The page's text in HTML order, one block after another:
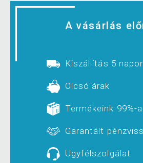
A vásárlás
Kiszállítás 5
Olcsó árak
Termékeink 99%-
Garantált
Ügyfélszolgálat